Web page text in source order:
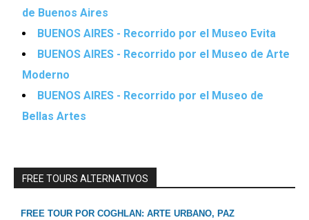
de Buenos Aires
BUENOS AIRES - Recorrido por el Museo Evita
BUENOS AIRES - Recorrido por el Museo de Arte
Moderno
BUENOS AIRES - Recorrido por el Museo de
Bellas Artes
FREE TOURS ALTERNATIVOS
FREE TOUR POR COGHLAN: ARTE URBANO, PAZ